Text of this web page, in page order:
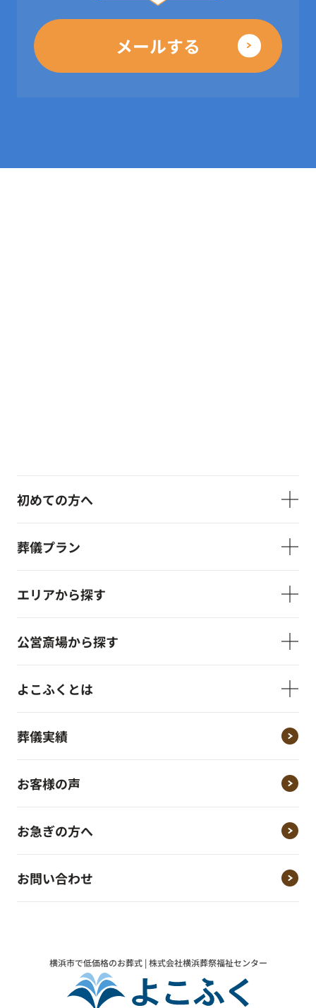
メールする
初めての方へ
葬儀プラン
エリアから探す
公営斎場から探す
よこふくとは
葬儀実績
お客様の声
お急ぎの方へ
お問い合わせ
横浜市で低価格のお葬式 | 株式会社横浜葬祭福祉センター